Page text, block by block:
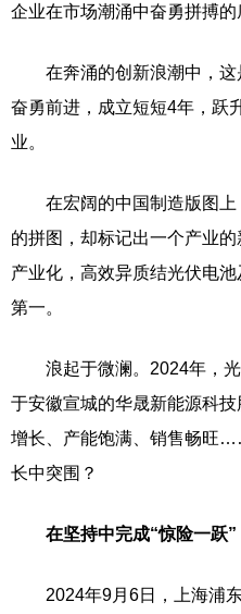
企业在市场潮涌中奋勇拼搏的
在奔涌的创新浪潮中，这
奋勇前进，成立短短4年，跃
业。
在宏阔的中国制造版图上
的拼图，却标记出一个产业
产业化，高效异质结光伏电
第一。
浪起于微澜。2024年，光
于安徽宣城的华晟新能源科
增长、产能饱满、销售畅旺
长中突围？
在坚持中完成“惊险一跃”
2024年9月6日，上海浦东